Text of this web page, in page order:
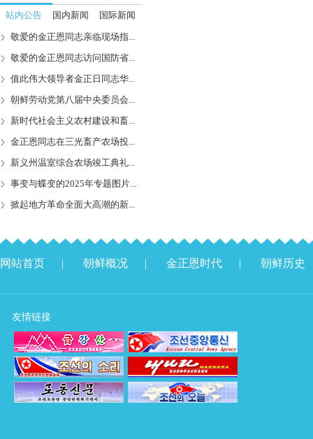
站内公告 国内新闻 国际新闻
敬爱的金正恩同志亲临现场指...
敬爱的金正恩同志访问国防省...
值此伟大领导者金正日同志华...
朝鲜劳动党第八届中央委员会...
新时代社会主义农村建设和畜...
金正恩同志在三光畜产农场投...
新义州温室综合农场竣工典礼...
事变与蝶变的2025年专题图片...
掀起地方革命全面大高潮的新...
网站首页 | 朝鲜概况 | 金正恩时代 | 朝鲜历史
友情链接